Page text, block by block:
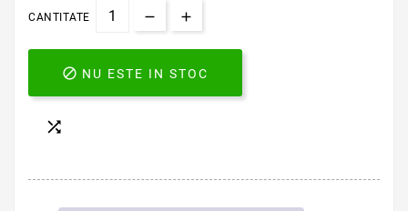
CANTITATE
 NU ESTE IN STOC
